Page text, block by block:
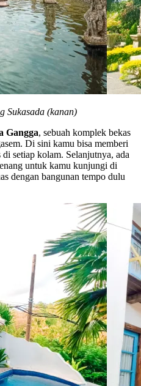
Sukasada (kanan)
Gangga, sebuah komplek bekas
Di sini kamu bisa memberi
setiap kolam. Selanjutnya, ada
untuk kamu kunjungi di
dengan bangunan tempo dulu